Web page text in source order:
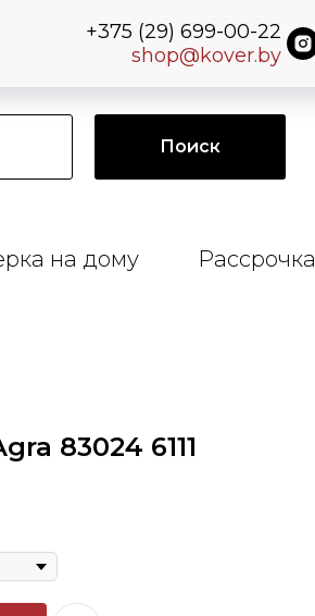
+375 (29) 699-00-22
shop@kover.by
Поиск
на дому Рассрочка
83024 6111